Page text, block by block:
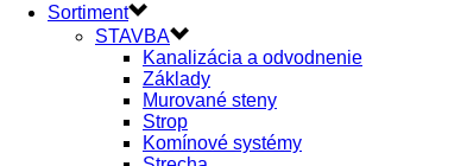
Sortiment
STAVBA
Kanalizácia a odvodnenie
Základy
Murované steny
Strop
Komínové systémy